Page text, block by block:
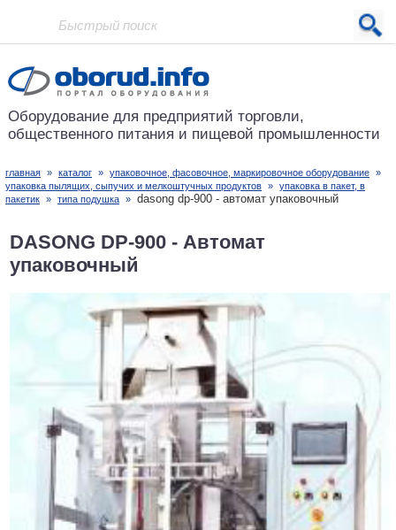
Проект основан в 2001 году
Оборудование для предприятий торговли,
общественного питания и пищевой промышленности
главная » каталог » упаковочное, фасовочное, маркировочное оборудование »
упаковка пылящих, сыпучих и мелкоштучных продуктов » упаковка в пакет, в
пакетик » типа подушка » dasong dp-900 - автомат упаковочный
DASONG DP-900 - Автомат
упаковочный